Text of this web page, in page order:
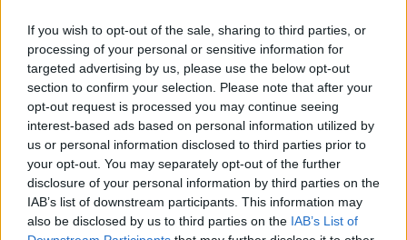
If you wish to opt-out of the sale, sharing to third parties, or
processing of your personal or sensitive information for
targeted advertising by us, please use the below opt-out
section to confirm your selection. Please note that after your
opt-out request is processed you may continue seeing
interest-based ads based on personal information utilized by
us or personal information disclosed to third parties prior to
your opt-out. You may separately opt-out of the further
disclosure of your personal information by third parties on the
IAB’s list of downstream participants. This information may
also be disclosed by us to third parties on the IAB’s List of